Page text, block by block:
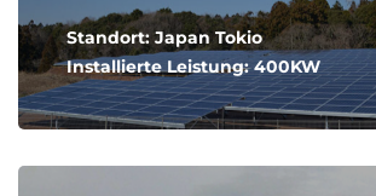
Standort: Japan Tokio
Installierte Leistung: 400KW